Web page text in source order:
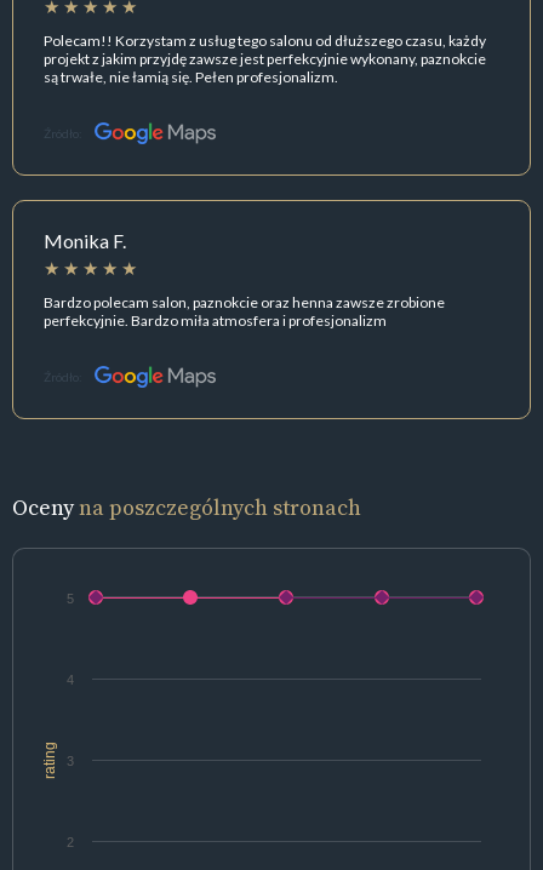
Polecam!! Korzystam z usług tego salonu od dłuższego czasu, każdy
projekt z jakim przyjdę zawsze jest perfekcyjnie wykonany, paznokcie
są trwałe, nie łamią się. Pełen profesjonalizm.
Źródło:
Monika F.
Bardzo polecam salon, paznokcie oraz henna zawsze zrobione
perfekcyjnie. Bardzo miła atmosfera i profesjonalizm
Źródło:
Ocenyna poszczególnych stronach
rating
2
3
4
5